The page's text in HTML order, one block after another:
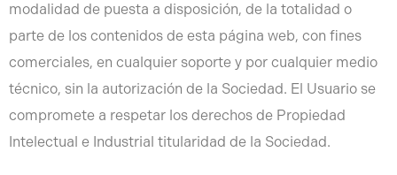
modalidad de puesta a disposición, de la totalidad o
parte de los contenidos de esta página web, con fines
comerciales, en cualquier soporte y por cualquier medio
técnico, sin la autorización de la Sociedad. El Usuario se
compromete a respetar los derechos de Propiedad
Intelectual e Industrial titularidad de la Sociedad.